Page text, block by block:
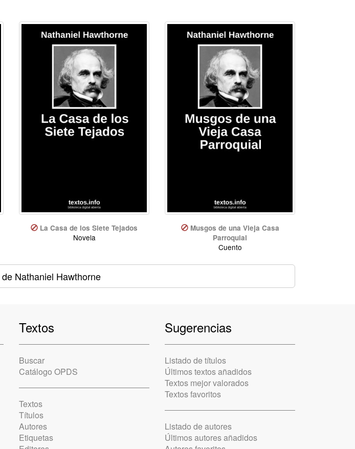
La Casa de los Siete Tejados
Novela
Musgos de una Vieja Casa
Parroquial
Cuento
de Nathaniel Hawthorne
Textos
Buscar
Catálogo OPDS
Textos
Títulos
Autores
Etiquetas
Sugerencias
Listado de títulos
Últimos textos añadidos
Textos mejor valorados
Textos favoritos
Listado de autores
Últimos autores añadidos